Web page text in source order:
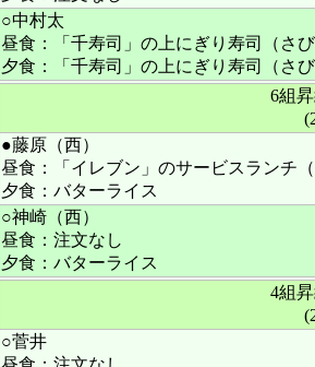
○中村太
昼食：「千寿司」の上にぎり寿司（さ
夕食：「千寿司」の上にぎり寿司（さ
6組
●藤原（西）
昼食：「イレブン」のサービスランチ
夕食：バターライス
○神崎（西）
昼食：注文なし
夕食：バターライス
4組
○菅井